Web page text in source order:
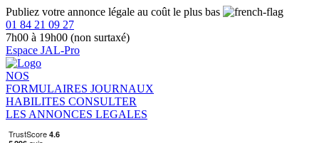
Publiez votre annonce légale au coût le plus bas
01 84 21 09 27
7h00 à 19h00 (non surtaxé)
Espace JAL-Pro
NOS
FORMULAIRES JOURNAUX
HABILITES CONSULTER
LES ANNONCES LEGALES